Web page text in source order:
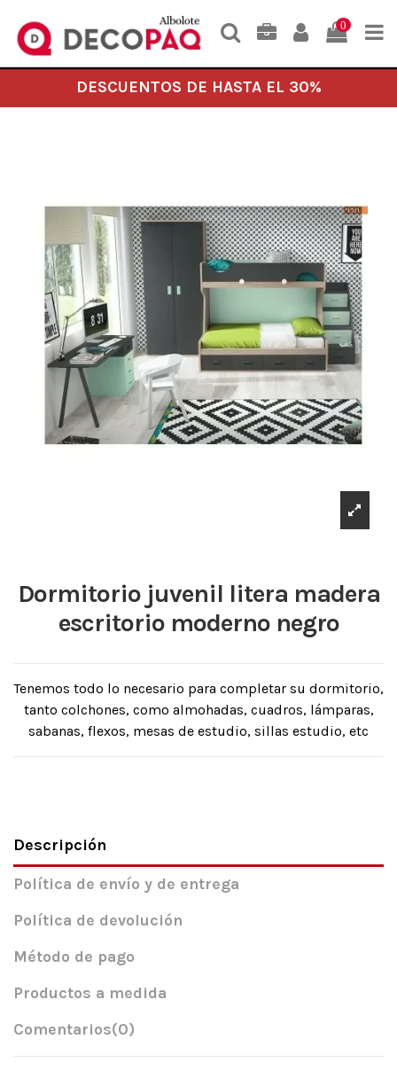
0
DESCUENTOS DE HASTA EL 30%
Dormitorio juvenil litera madera
escritorio moderno negro
Tenemos todo lo necesario para completar su dormitorio,
tanto colchones, como almohadas, cuadros, lámparas,
sabanas, flexos, mesas de estudio, sillas estudio, etc
Descripción
Política de envío y de entrega
Política de devolución
Método de pago
Productos a medida
Comentarios(0)